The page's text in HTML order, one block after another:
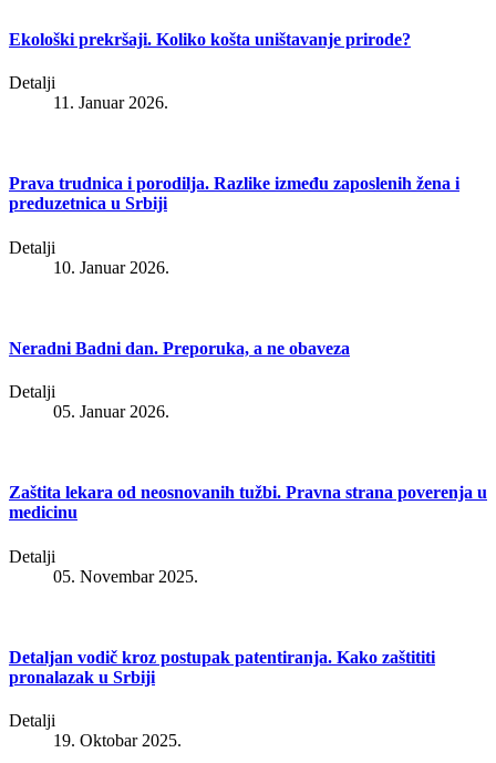
Ekološki prekršaji. Koliko košta uništavanje prirode?
Detalji
11. Januar 2026.
Prava trudnica i porodilja. Razlike između zaposlenih žena i
preduzetnica u Srbiji
Detalji
10. Januar 2026.
Neradni Badni dan. Preporuka, a ne obaveza
Detalji
05. Januar 2026.
Zaštita lekara od neosnovanih tužbi. Pravna strana poverenja u
medicinu
Detalji
05. Novembar 2025.
Detaljan vodič kroz postupak patentiranja. Kako zaštititi
pronalazak u Srbiji
Detalji
19. Oktobar 2025.